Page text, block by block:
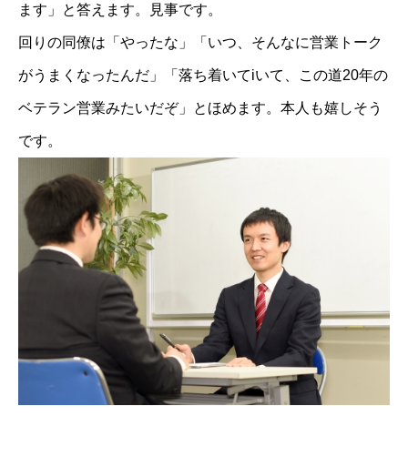
ます」と答えます。見事です。
回りの同僚は「やったな」「いつ、そんなに営業トーク
がうまくなったんだ」「落ち着いてiいて、この道20年の
ベテラン営業みたいだぞ」とほめます。本人も嬉しそう
です。